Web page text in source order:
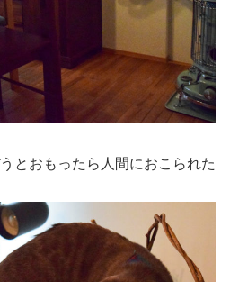
とおもったら人間におこられた